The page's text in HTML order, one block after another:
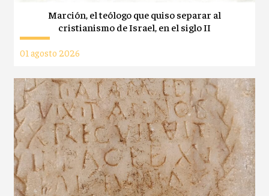
Marción, el teólogo que quiso separar al
cristianismo de Israel, en el siglo II
01 agosto 2026